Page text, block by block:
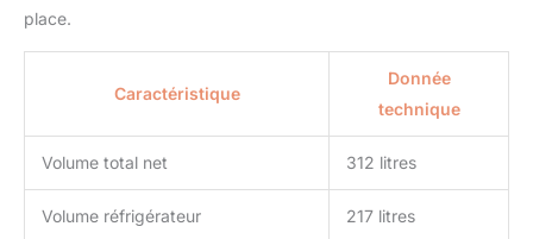
place.
Caractéristique
Donnée
technique
Volume total net 312 litres
Volume réfrigérateur 217 litres